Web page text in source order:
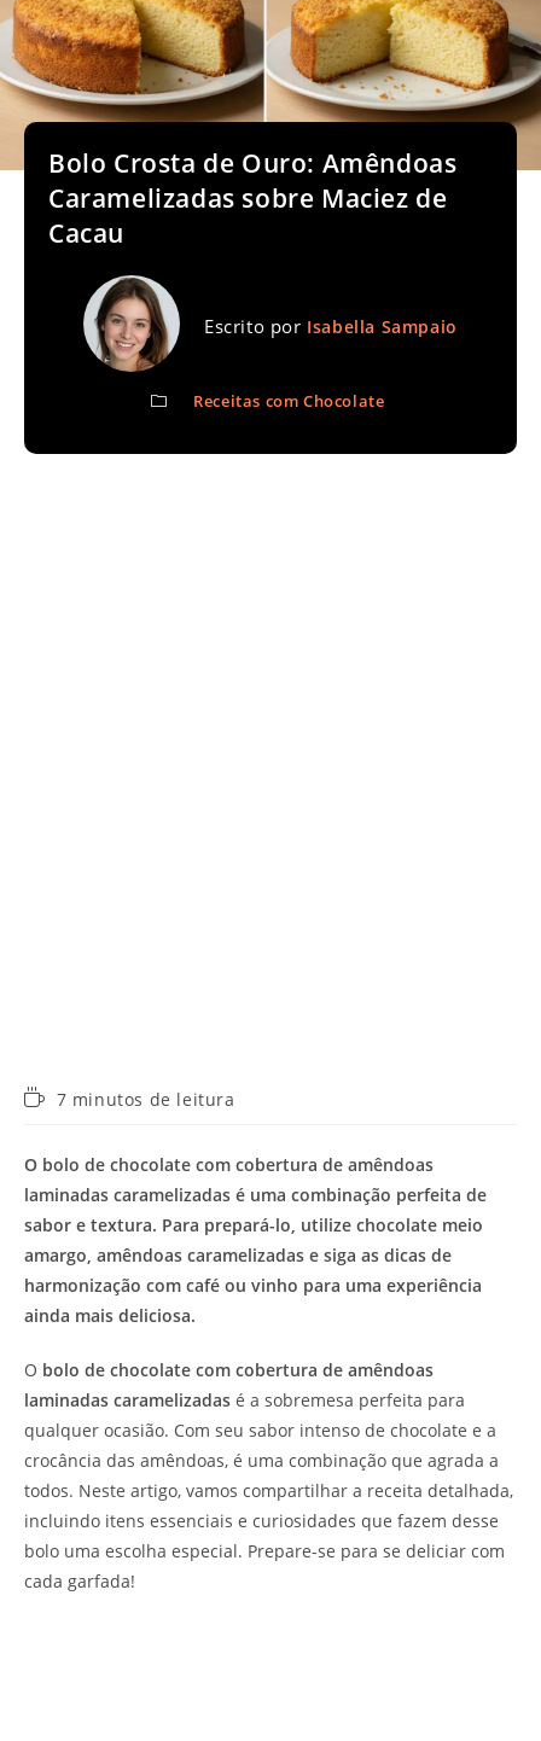
Bolo Crosta de Ouro: Amêndoas
Caramelizadas sobre Maciez de
Cacau
Escrito por Isabella Sampaio
Receitas com Chocolate
Tempo7 minutos de leitura
O bolo de chocolate com cobertura de amêndoas
laminadas caramelizadas é uma combinação perfeita de
sabor e textura. Para prepará-lo, utilize chocolate meio
amargo, amêndoas caramelizadas e siga as dicas de
harmonização com café ou vinho para uma experiência
ainda mais deliciosa.
O bolo de chocolate com cobertura de amêndoas
laminadas caramelizadas é a sobremesa perfeita para
qualquer ocasião. Com seu sabor intenso de chocolate e a
crocância das amêndoas, é uma combinação que agrada a
todos. Neste artigo, vamos compartilhar a receita detalhada,
incluindo itens essenciais e curiosidades que fazem desse
bolo uma escolha especial. Prepare-se para se deliciar com
cada garfada!